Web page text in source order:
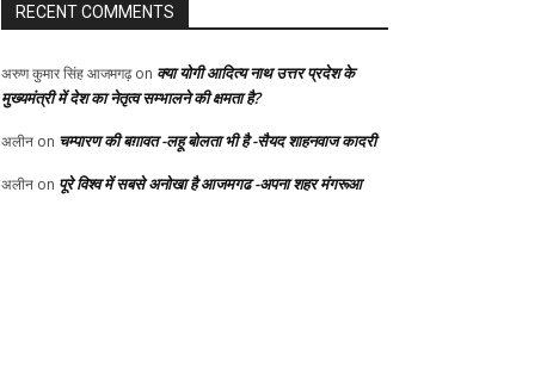
RECENT COMMENTS
अरुण कुमार सिंह आजमगढ़on क्या योगी आदित्य नाथ उत्तर प्रदेश के
मुख्यमंत्री में देश का नेतृत्व सम्भालने की क्षमता है?
अलीन on चम्पारण की बग़ावत -लहू बोलता भी है -सैयद शाहनवाज कादरी
अलीन on पूरे विश्व में सबसे अनोखा है आजमगढ -अपना शहर मंगरूआ